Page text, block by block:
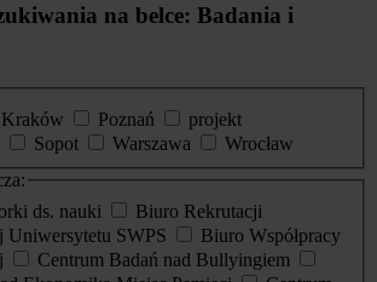
na belce: Badania i
Kraków Poznań
projekt
Sopot Warszawa
Wrocław
ds. nauki
Biuro Rekrutacji
Uniwersytetu SWPS
Biuro Współpracy
Centrum Badań nad Bullyingiem